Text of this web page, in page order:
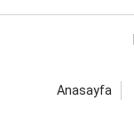
Anasayfa